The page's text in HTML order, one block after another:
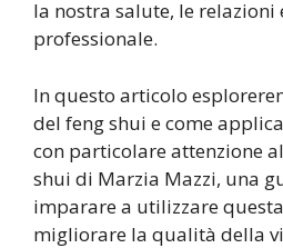
la nostra salute, le relazioni
professionale.
In questo articolo
del feng shui e come
con particolare attenzione
shui di Marzia Mazzi, una
imparare a utilizzare
migliorare la qualità della